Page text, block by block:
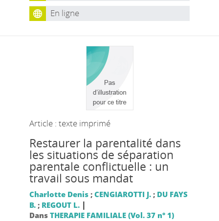
En ligne
Article : texte imprimé
Restaurer la parentalité dans
les situations de séparation
parentale conflictuelle : un
travail sous mandat
Charlotte Denis; CENGIAROTTI J.; DU FAYS
B.; REGOUT L. |
Dans THERAPIE FAMILIALE (Vol. 37 n° 1)